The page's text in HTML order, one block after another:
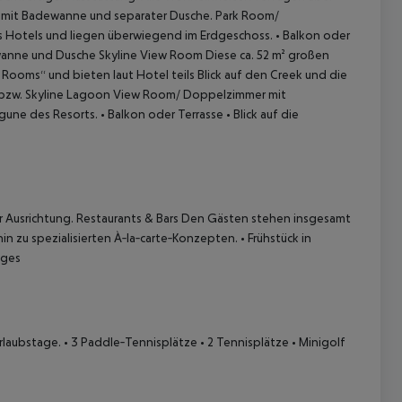
Badewanne und separater Dusche. Park Room/
Hotels und liegen überwiegend im Erdgeschoss. • Balkon oder
und Dusche Skyline View Room Diese ca. 52 m² großen
und bieten laut Hotel teils Blick auf den Creek und die
Skyline Lagoon View Room/ Doppelzimmer mit
des Resorts. • Balkon oder Terrasse • Blick auf die
Restaurants & Bars Den Gästen stehen insgesamt
zu spezialisierten À‑la‑carte‑Konzepten. • Frühstück in
• 3 Paddle‑Tennisplätze • 2 Tennisplätze • Minigolf